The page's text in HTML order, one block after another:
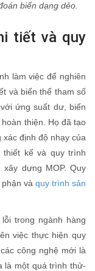
biến dạng dẻo.
tiết và quy
làm việc để nghiên
và biến thể tham số
ứng suất dư, biến
thiện. Họ đã tạo
định độ nhạy của
kế và quy trình
dựng MOP. Quy
và quy trình sản
trong ngành hàng
việc thực hiện quy
công nghệ mới là
là một quá trình thử-